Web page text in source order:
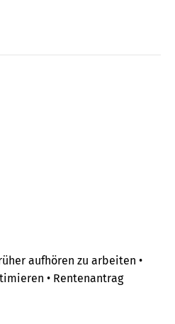
aufhören zu arbeiten •
• Rentenantrag